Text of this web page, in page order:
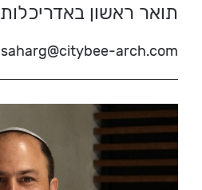
תואר ראשון באדריכלות
saharg@citybee-arch.com